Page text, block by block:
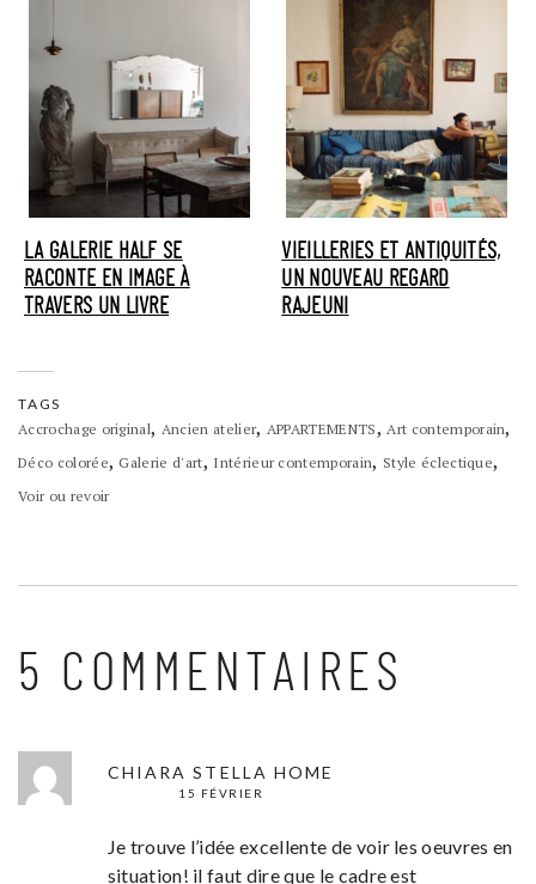
LA GALERIE HALF SE
RACONTE EN IMAGE À
TRAVERS UN LIVRE
VIEILLERIES ET ANTIQUITÉS,
UN NOUVEAU REGARD
RAJEUNI
TAGS
Accrochage original, Ancien atelier, APPARTEMENTS,Art contemporain,
Déco colorée, Galerie d'art, Intérieur contemporain, Style éclectique,
Voir ou revoir
5 COMMENTAIRES
CHIARA STELLA HOME
15 FÉVRIER
Je trouve l’idée excellente de voir les oeuvres en
situation! il faut dire que le cadre est